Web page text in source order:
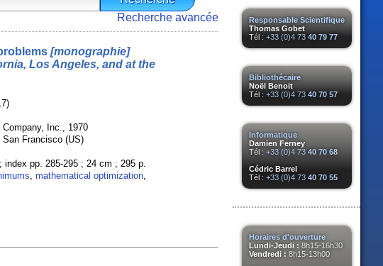
Responsable Scientifique
Thomas Gobet
Tél : +33 (0)4 73 40 79 77
Bibliothécaire
Noël Benoit
Tél : +33 (0)4 73 40 70 57
Informatique
Damien Ferney
Tél : +33 (0)4 73 40 70 68
Cédric Barrel
Tél : +33 (0)4 73 40 70 55
Horaires d'ouverture
Lundi-Jeudi : 8h15-16h30
Vendredi : 8h15-13h00
Recherche avancée
[monographie]
Los Angeles, and at the
Inc., 1970
Francisco (US)
pp. 285-295 ; 24 cm ; 295 p.
, mathematical optimization,